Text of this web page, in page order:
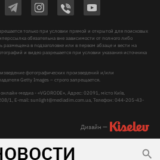
только при условии прямой и открытой для поисковых
обязательна вне зависимости от полного либо
в подзаголовке или в первом абзаце и вести на
и видео разрешается при условии указания источника
фотографических произведений и/или
Getty Images – строго запрещается.
медиа - «VGORODE», Адрес: 02091, місто Київ,
1, E-mail:sunlight@mediadim.com.ua, Телефон: 044-205-43-
Дизайн —